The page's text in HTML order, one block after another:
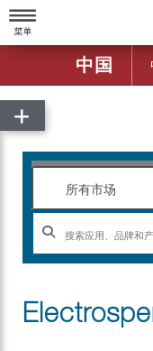
关于嘉吉
嘉吉概览
造福社区
嘉吉中国50年历程
产品与服务
农业
动物营养
中国
所有市场